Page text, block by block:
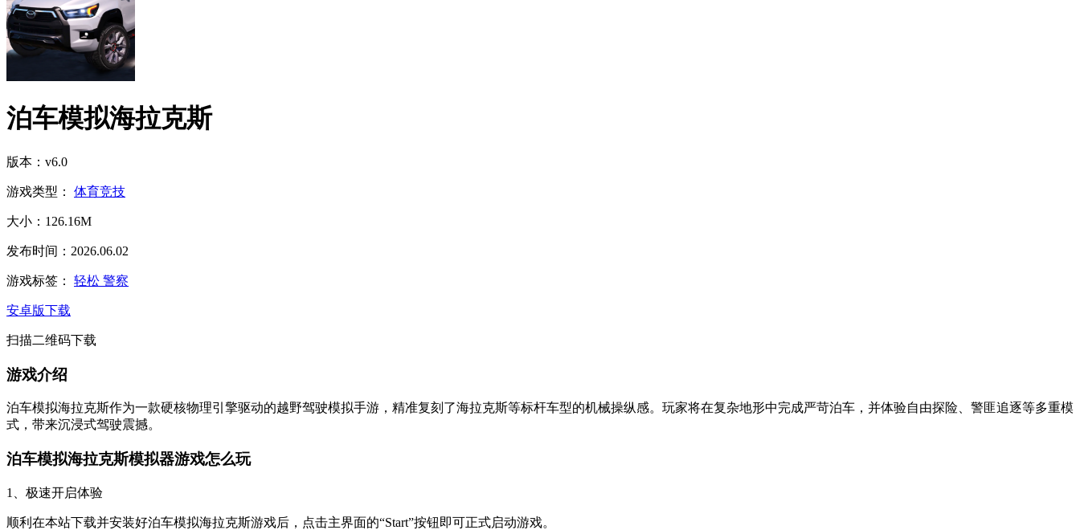
泊车模拟海拉克斯
版本：v6.0
游戏类型： 体育竞技
大小：126.16M
发布时间：2026.06.02
游戏标签： 轻松 警察
安卓版下载
扫描二维码下载
游戏介绍
泊车模拟海拉克斯作为一款硬核物理引擎驱动的越野驾驶模拟手游，精准复刻了海拉克斯等标杆车型的机械操纵感。玩家将在复杂地形中完成严苛泊车，并体验自由探险、警匪追逐等多重模
式，带来沉浸式驾驶震撼。
泊车模拟海拉克斯模拟器游戏怎么玩
1、极速开启体验
顺利在本站下载并安装好泊车模拟海拉克斯游戏后，点击主界面的“Start”按钮即可正式启动游戏。